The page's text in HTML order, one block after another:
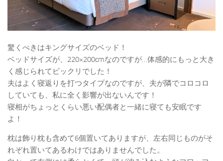
驚くべきはキングサイズのベッド！
ベッドサイズが、220×200cmなのですが…体感的にもっと大き
く感じられてビックリでした！
夫はよく寝返りを打つタイプなのですが、夫が隣でコロコロ
していても、私に全く影響が出ないんです！
寝相がちょっとくらい悪い配偶者と一緒に寝ても安眠です
よ！
枕は飾り枕も含めて6個置いてありますが、左右同じものがそ
れぞれ置いてあるわけではありませんでした。